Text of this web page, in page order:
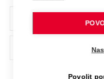
Ochrana osobních údajů
odkaz)
Povolit